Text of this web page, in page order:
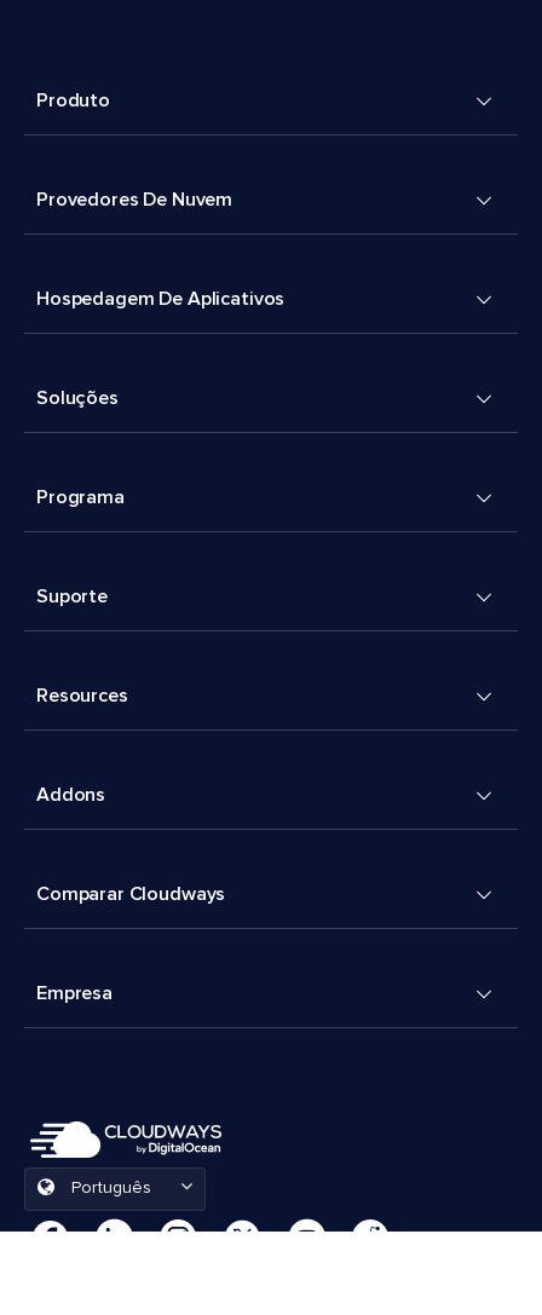
Produto
Provedores De Nuvem
Hospedagem De Aplicativos
Soluções
Programa
Suporte
Resources
Addons
Comparar Cloudways
Empresa
Português